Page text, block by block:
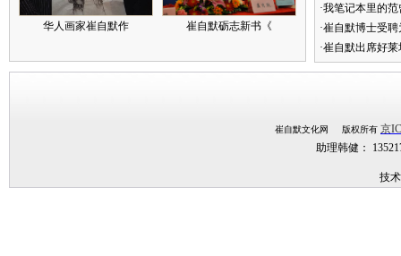
华人画家崔自默作 崔自默砺志新书《
·我笔记本里的
·崔自默博士受
·崔自默出席好
崔自默文化网 版权所有 京
助理韩健：
技